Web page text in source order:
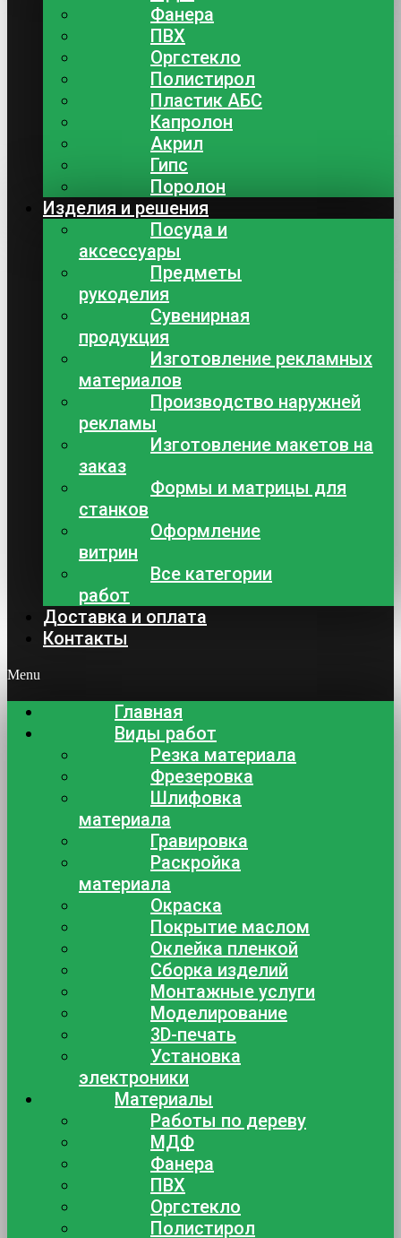
Фанера
ПВХ
Оргстекло
Полистирол
Пластик АБС
Капролон
Акрил
Гипс
Поролон
Изделия и решения
Посуда и
аксессуары
Предметы
рукоделия
Сувенирная
продукция
Изготовление рекламных
материалов
Производство наружней
рекламы
Изготовление макетов на
заказ
Формы и матрицы для
станков
Оформление
витрин
Все категории
работ
Доставка и оплата
Контакты
Menu
Главная
Виды работ
Резка материала
Фрезеровка
Шлифовка
материала
Гравировка
Раскройка
материала
Окраска
Покрытие маслом
Оклейка пленкой
Сборка изделий
Монтажные услуги
Моделирование
3D-печать
Установка
электроники
Материалы
Работы по дереву
МДФ
Фанера
ПВХ
Оргстекло
Полистирол